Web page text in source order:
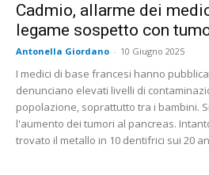
Cadmio, allarme dei
legame sospetto con
Antonella Giordano - 10 Giugno 2025
I medici di base francesi hanno
denunciano elevati livelli di
popolazione, soprattutto tra i bambini.
l'aumento dei tumori al pancreas.
trovato il metallo in 10 dentifrici sui 20